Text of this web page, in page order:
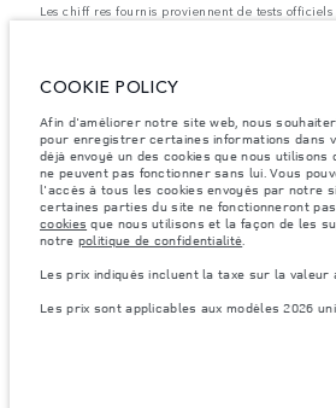
Les chiff res fournis proviennent de tests
configurateur peuvent varier d'un marché à
la disponibilité et les prix.
Les poids indiqués correspondent à des
Les accessoires et autres éléments montés
affecteront la charge utile. Assurez-vous que le
véhicule, les charges maximales par essieu et la
dépassés lorsque vous chargez des accessoires,
et des carburants.
mondiale de semi-conducteurs affecte
construction. Cette situation s’avère très
COOKIE POLICY
Afin d'améliorer notre site web, nous
pour enregistrer certaines informations dans
déjà envoyé un des cookies que nous
ne peuvent pas fonctionner sans lui. Vous
l'accès à tous les cookies envoyés par notre
certaines parties du site ne fonctionneront
cookies que nous utilisons et la façon de les
notre politique de confidentialité.
Les prix indiqués incluent la taxe sur la valeur
Les prix sont applicables aux modèles 2026